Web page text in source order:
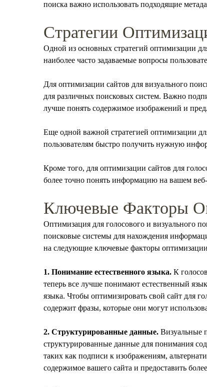
поиска важно использовать подходящие
Стратегии
Одной из основных стратегий оптимизации
наиболее часто задаваемые вопросы
Для оптимизации сайтов для визуального
для различных поисковых систем. Важно
лучше понять содержимое изображений и
Еще одной важной стратегией оптимизации
пользователям быстро получить нужную
Кроме того, для оптимизации сайтов для
более точно понять информацию на вашем веб-
Ключевые Факторы
Оптимизация для голосового и визуального
поисковые системы для нахождения
на следующие ключевые факторы
1. Понимание естественного языка. К
теперь все лучше понимают естественный
языка. Чтобы оптимизировать свой сайт для
содержит фразы, которые они могут
2. Структурированные данные. Визуальные
структурированные данные для понимания
таких как подписи к изображениям,
содержимое вашего сайта и предоставить